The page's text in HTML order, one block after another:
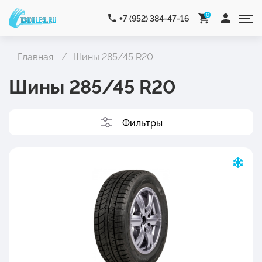
+7 (952) 384-47-16 0
Главная Шины 285/45 R20
Шины 285/45 R20
Фильтры